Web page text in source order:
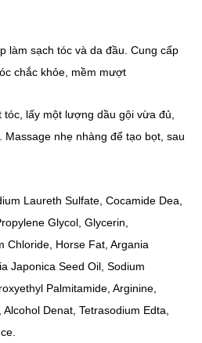
làm sạch tóc và da đầu. Cung cấp
chắc khỏe, mềm mượt
tóc, lấy một lượng dầu gội vừa đủ,
Massage nhẹ nhàng để tạo bọt, sau
Laureth Sulfate, Cocamide Dea,
Glycol, Glycerin,
Chloride, Horse Fat, Argania
Japonica Seed Oil, Sodium
Palmitamide, Arginine,
Denat, Tetrasodium Edta,